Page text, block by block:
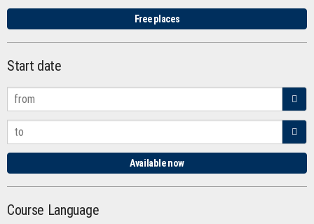
Free places
Start date
Available now
Course Language